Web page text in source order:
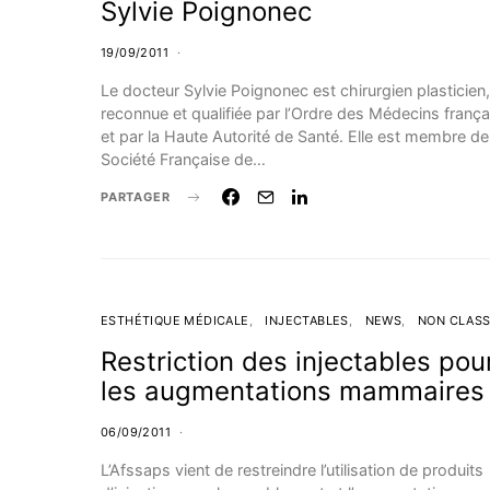
Sylvie Poignonec
19/09/2011
Le docteur Sylvie Poignonec est chirurgien plasticien,
reconnue et qualifiée par l’Ordre des Médecins
et par la Haute Autorité de Santé. Elle est membre
Société Française de…
PARTAGER
ESTHÉTIQUE MÉDICALE INJECTABLES NEWS NON
Restriction des injectables
les augmentations mammaires
06/09/2011
L’Afssaps vient de restreindre l’utilisation de produits